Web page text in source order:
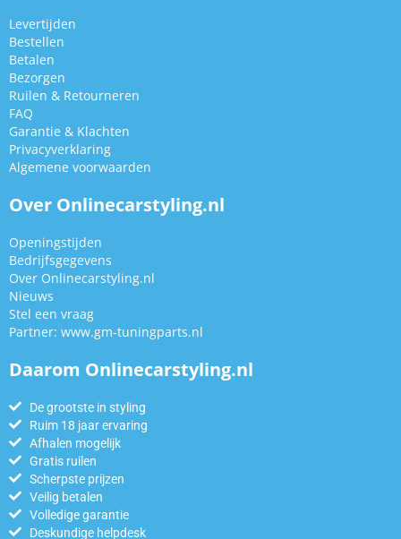
Levertijden
Bestellen
Betalen
Bezorgen
Ruilen & Retourneren
FAQ
Garantie & Klachten
Privacyverklaring
Algemene voorwaarden
Over Onlinecarstyling.nl
Openingstijden
Bedrijfsgegevens
Over Onlinecarstyling.nl
Nieuws
Stel een vraag
Partner: www.gm-tuningparts.nl
Daarom Onlinecarstyling.nl
De grootste in styling
Ruim 18 jaar ervaring
Afhalen mogelijk
Gratis ruilen
Scherpste prijzen
Veilig betalen
Volledige garantie
Deskundige helpdesk